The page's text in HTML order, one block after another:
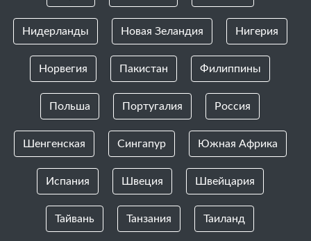
Нидерланды Новая Зеландия Нигерия
Норвегия Пакистан Филиппины
Польша Португалия Россия
Шенгенская Сингапур Южная Африка
Испания Швеция Швейцария
Тайвань Танзания Таиланд